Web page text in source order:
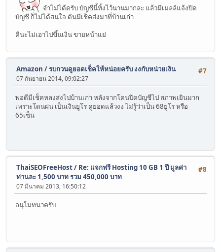
จำไม่ได้ครับ บัญชีนี้ทิ้งไว้นานมากละ แล้วมีเมลล์แจ้งปิด
บัญชี ก็ไม่ได้สนใจ ดันมีเช็คส่งมาที่บ้านเก่า
ดีนะไม่เอาไปขึ้นเงิน ขายหน้าแย่
#7
Amazon /รบกวนดูยอดเช็คให้หน่อยครับ งงกับหน่วยเงิน
07 กันยายน 2014, 09:02:27
พอดีมีเช็คหลงส่งไปบ้านเก่า หลังจากโดนปิดบัญชีไป สภาพเยินมาก
เพราะโดนฝน เป็นเงินยูโร ดูยอดแล้วงง ไม่รู้ว่าเป็น 68ยูโร หรือ
65เซ็น
#8
ThaiSEOFreeHost/ Re: แจกฟรี Hosting 10 GB 1 ปี มูลค่า
ท่านละ 1,500 บาท รวม 450,000 บาท
07 มีนาคม 2013, 16:50:12
อนุโมทนาครับ